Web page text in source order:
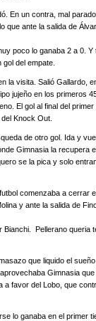
En un contra, mal
ante la salida de
poco lo ganaba 2 a 0.
del empate.
la visita. Salió Gallardo,
jujeño en los primeros
El gol al final del
Knock Out.
de otro gol. Ida y
Gimnasia la recupera
se la pica y solo
comenzaba a cerrar
y ante la salida de
Pellerano queria
que liquido el
Gimnasia
favor del Lobo, que
lo ganaba en el primer